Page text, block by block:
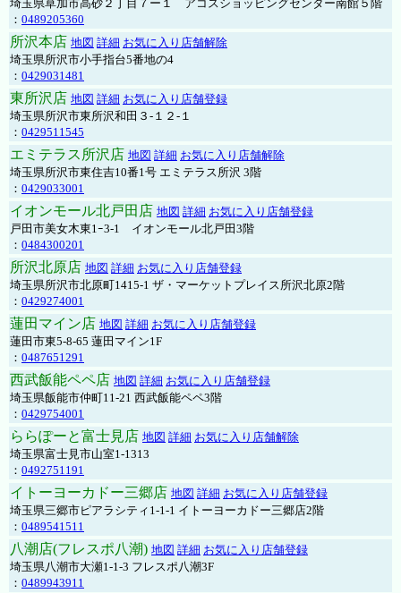
埼玉県草加市高砂２丁目７ー１ アコスショッピングセンター南館５階
： 0489205360
所沢本店 地図 詳細 お気に入り店舗解除
埼玉県所沢市小手指台5番地の4
： 0429031481
東所沢店 地図 詳細 お気に入り店舗登録
埼玉県所沢市東所沢和田３-１２-１
： 0429511545
エミテラス所沢店 地図 詳細 お気に入り店舗解除
埼玉県所沢市東住吉10番1号 エミテラス所沢 3階
： 0429033001
イオンモール北戸田店 地図 詳細 お気に入り店舗登録
戸田市美女木東1ｰ3‐1 イオンモール北戸田3階
： 0484300201
所沢北原店 地図 詳細 お気に入り店舗登録
埼玉県所沢市北原町1415-1 ザ・マーケットプレイス所沢北原2階
： 0429274001
蓮田マイン店 地図 詳細 お気に入り店舗登録
蓮田市東5-8-65 蓮田マイン1F
： 0487651291
西武飯能ペペ店 地図 詳細 お気に入り店舗登録
埼玉県飯能市仲町11-21 西武飯能ペペ3階
： 0429754001
ららぽーと富士見店 地図 詳細 お気に入り店舗解除
埼玉県富士見市山室1-1313
： 0492751191
イトーヨーカドー三郷店 地図 詳細 お気に入り店舗登録
埼玉県三郷市ピアラシティ1-1-1 イトーヨーカドー三郷店2階
： 0489541511
八潮店(フレスポ八潮) 地図 詳細 お気に入り店舗登録
埼玉県八潮市大瀬1-1-3 フレスポ八潮3F
： 0489943911